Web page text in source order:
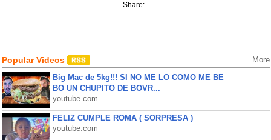
Share:
Popular Videos More
Big Mac de 5kg!!! SI NO ME LO COMO ME BE
BO UN CHUPITO DE BOVR...
youtube.com
FELIZ CUMPLE ROMA ( SORPRESA )
youtube.com